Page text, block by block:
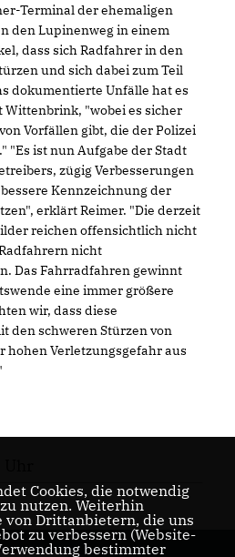
Terminal der ehemaligen
den Lupinenweg in einem
dass sich Radfahrer in den
und sich dabei zum Teil
dokumentierte Unfälle hat es
Wittenbrink, "wobei es sicher
Vorfällen gibt, die der Polizei
"Es ist nun Aufgabe der Stadt
zügig Verbesserungen
Kennzeichnung der
erklärt Reimer. "Die derzeit
reichen offensichtlich nicht
nicht
Das Fahrradfahren gewinnt
eine immer größere
wir, dass diese
den schweren Stürzen von
Verletzungsgefahr aus
Cookies, die notwendig
nutzen. Weiterhin
von Drittanbietern, die uns
zu verbessern (Website-
bestimmter